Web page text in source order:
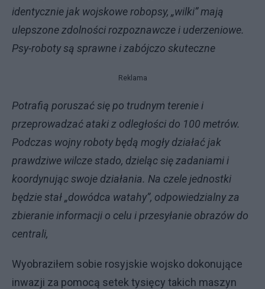
identycznie jak wojskowe robopsy, „wilki” mają
ulepszone zdolności rozpoznawcze i uderzeniowe.
Psy-roboty są sprawne i zabójczo skuteczne
Reklama
Potrafią poruszać się po trudnym terenie i
przeprowadzać ataki z odległości do 100 metrów.
Podczas wojny roboty będą mogły działać jak
prawdziwe wilcze stado, dzieląc się zadaniami i
koordynując swoje działania. Na czele jednostki
będzie stał „dowódca watahy”, odpowiedzialny za
zbieranie informacji o celu i przesyłanie obrazów do
centrali,
Wyobraziłem sobie rosyjskie wojsko dokonujące
inwazji za pomocą setek tysięcy takich maszyn